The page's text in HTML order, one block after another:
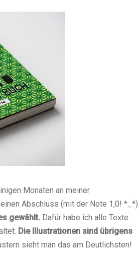
Monaten an meiner
Abschluss (mit der Note 1,0! *_*)
gewählt. Dafür habe ich alle Texte
Die Illustrationen sind übrigens
sieht man das am Deutlichsten!